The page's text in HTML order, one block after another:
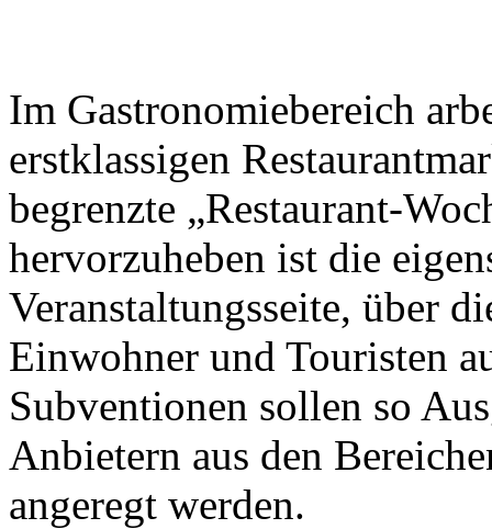
Im Gastronomiebereich
erstklassigen
begrenzte „Restaurant-
hervorzuheben ist die
Veranstaltungsseite, über
Einwohner und Touristen
Subventionen sollen so
Anbietern aus den
angeregt werden.